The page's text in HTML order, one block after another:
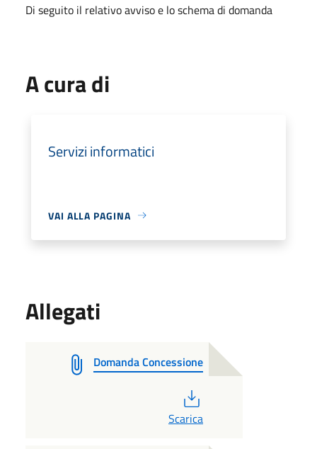
Di seguito il relativo avviso e lo schema di domanda
A cura di
Servizi informatici
VAI ALLA PAGINA
Allegati
Domanda Concessione
Scarica